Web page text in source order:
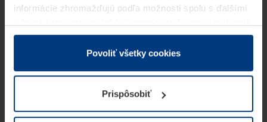
informácie zhromažďujú podľa možnosti spolu s ďalšími
v rámci Vášho využívania služieb.
Z právneho hľadiska môžeme cookies ukladať na Vašom
prevádzku tejto stránky. Pre všetky ostatné typy cookie
potrebujeme Vaše povolenie. Vaše povolenie môžete
kedykoľvek zmeniť alebo odvolať vo vysvetlení cookie
Povoliť všetky cookies
Prispôsobiť